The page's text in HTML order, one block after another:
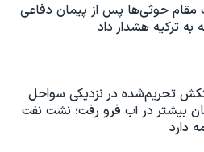
مقام حوثی‌ها پس از پیمان دفاعی
به ترکیه هشدار داد
تحریم‌شده در نزدیکی سواحل
بیشتر در آب فرو رفت؛ نشت نفت
دارد